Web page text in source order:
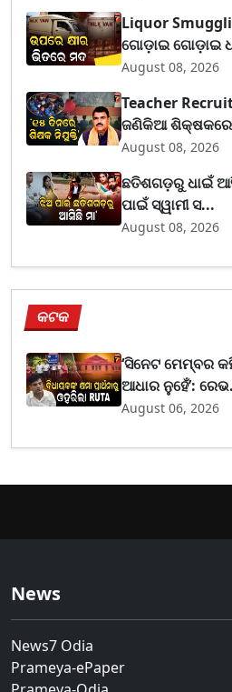
Liquor
ଗୋଡ଼ାଇ ଗୋଡ଼ାଇ
August 08, 2026
Teacher
ଜଣିକିଆ
August 08, 2026
ଛତିଶଗଡ଼ରୁ ଧାଇଁ
ପାଇଁ ସ୍ୱାମୀ ସ...
August 08, 2026
କଟକ
‘ସିନେଟ ମେମ୍ବର
ଆଧାର ନୁହେଁ’:
August 06, 2026
News
News7 Odia
Prameya-ePaper